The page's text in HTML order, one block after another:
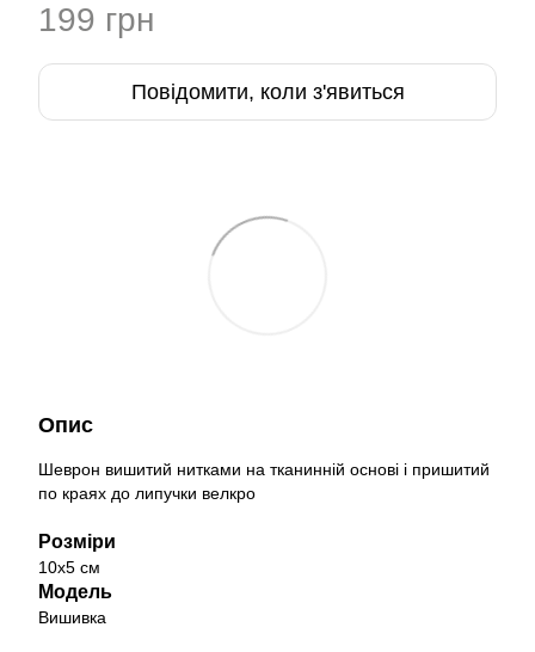
199 грн
Повідомити, коли з'явиться
Опис
Шеврон вишитий нитками на тканинній основі і пришитий
по краях до липучки велкро
Розміри
10х5 см
Модель
Вишивка